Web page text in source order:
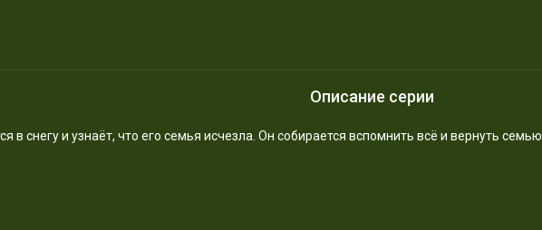
Описание серии
в снегу и узнаёт, что его семья исчезла. Он собирается вспомнить всё и вернуть семью.